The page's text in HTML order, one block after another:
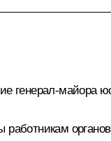
генерал-майора
работникам